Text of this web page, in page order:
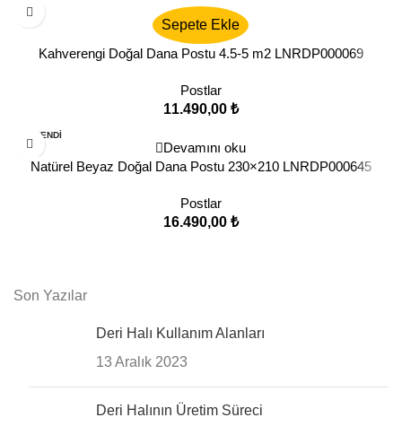
Sepete Ekle
Kahverengi Doğal Dana Postu 4.5-5 m2 LNRDP000069
Postlar
11.490,00 ₺
TÜKENDI
Devamını oku
Natürel Beyaz Doğal Dana Postu 230×210 LNRDP000645
Postlar
16.490,00 ₺
Son Yazılar
Deri Halı Kullanım Alanları
13 Aralık 2023
Deri Halının Üretim Süreci